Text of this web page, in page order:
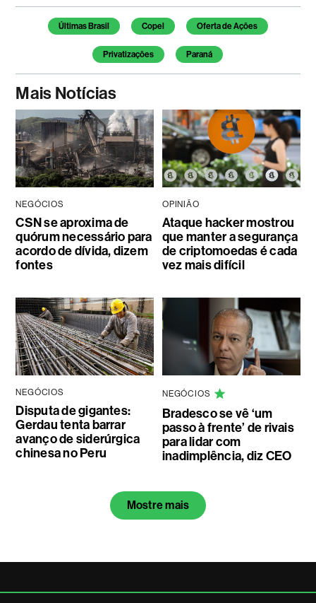
Temas deste artigo
Últimas Brasil Copel Oferta de Ações
Privatizações Paraná
Mais Notícias
NEGÓCIOS
CSN se aproxima de
quórum necessário para
acordo de dívida, dizem
fontes
OPINIÃO
Ataque hacker mostrou
que manter a segurança
de criptomoedas é cada
vez mais difícil
NEGÓCIOS
Disputa de gigantes:
Gerdau tenta barrar
avanço de siderúrgica
chinesa no Peru
NEGÓCIOS
Bradesco se vê ‘um
passo à frente’ de rivais
para lidar com
inadimplência, diz CEO
Mostre mais